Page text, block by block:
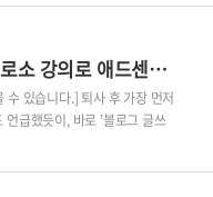
모바일에서 발생하는 현재,
됐다. 1. 사파리 모바일 뷰 설정
계는 사파리의 개발자 도구를
지만, 한 번 설정해두면 언제든
할 수 있다.Step 1: 개발자 메뉴
퇴사 후 블로그 시작: 콜로소 강의로 애드센스 수익화 도전기
수 있습니다.] 퇴사 후 가장 먼저
언급했듯이, 바로 '블로그 글쓰
라 남은 시간은 오직 쉬는 데